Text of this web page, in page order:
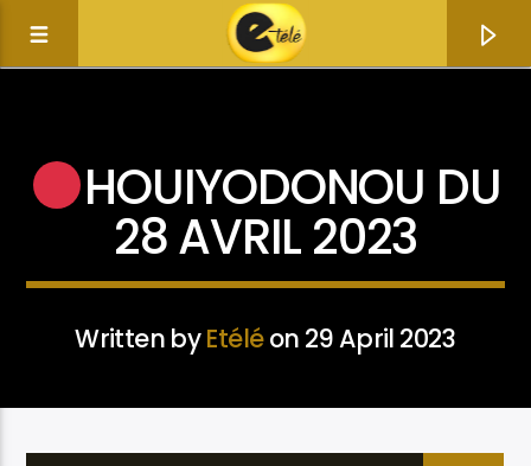
HOUIYODONOU DU
28 AVRIL 2023
Written byEtéléon 29 April 2023